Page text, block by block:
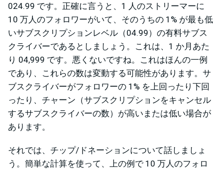
024.99 です。正確に言うと、1 人のストリーマーに
10 万人のフォロワーがいて、そのうちの 1% が最も低
いサブスクリプションレベル（04.99）の有料サブス
クライバーであるとしましょう。これは、1 か月あた
り 04,999 です。悪くないですね。これはほんの一例
であり、これらの数は変動する可能性があります。サ
ブスクライバーがフォロワーの 1% を上回ったり下回
ったり、チャーン（サブスクリプションをキャンセル
するサブスクライバーの数）が高いまたは低い場合が
あります。
それでは、チップ/ドネーションについて話しましょ
う。簡単な計算を使って、上の例で 10 万人のフォロ